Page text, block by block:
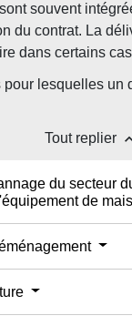
souvent
du contrat. La
dans certains
pour lesquelles un
Tout replier
du secteur
de